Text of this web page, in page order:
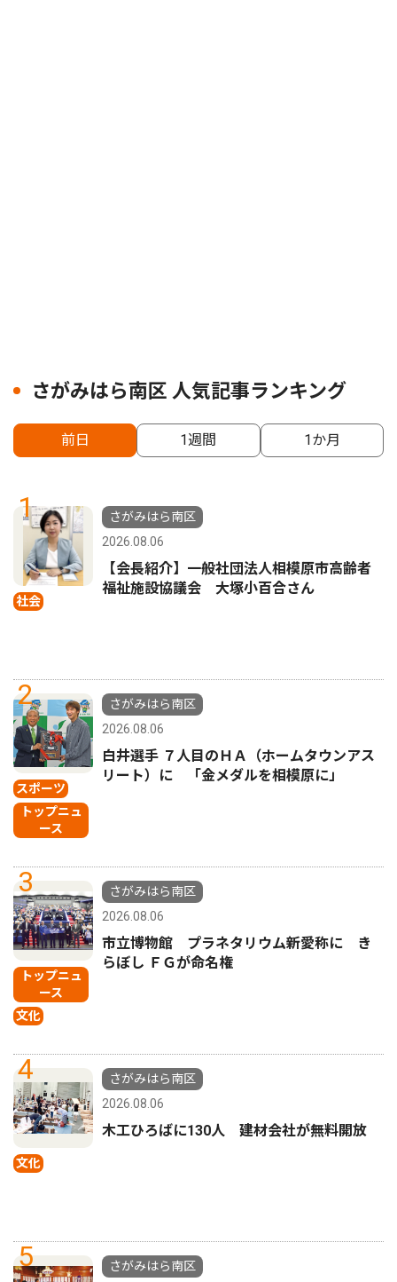
さがみはら南区 人気記事ランキング
前日 1週間 1か月
1
社会
さがみはら南区
2026.08.06
【会長紹介】一般社団法人相模原市高齢者
福祉施設協議会 大塚小百合さん
2
スポーツ
トップニュ
ース
さがみはら南区
2026.08.06
白井選手 ７人目のＨＡ（ホームタウンアス
リート）に 「金メダルを相模原に」
3
トップニュ
ース
文化
さがみはら南区
2026.08.06
市立博物館 プラネタリウム新愛称に き
らぼし ＦＧが命名権
4
文化
さがみはら南区
2026.08.06
木工ひろばに130人 建材会社が無料開放
5
さがみはら南区